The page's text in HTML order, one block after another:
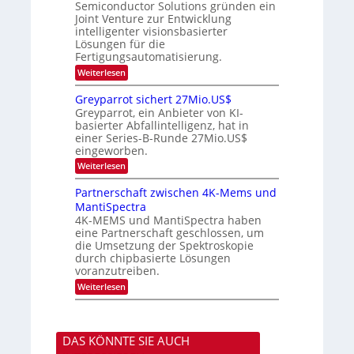
d
s
n
H
a
l
b
j
a
h
m
t
i
n
d
e
r
D
A
C
H
-
I
n
d
u
s
t
r
i
e
z
u
-
K
u
r
s
v
o
n
P
h
o
t
o
n
i
c
s
H
u
b
Semiconductor Solutions gründen ein
Joint Venture zur Entwicklung
intelligenter visionsbasierter
Lösungen für die
Fertigungsautomatisierung.
Weiterlesen:
M
t
s
u
b
i
s
h
i
E
l
e
c
t
r
i
c
u
n
d
n
y
Greyparrot sichert 27Mio.US$
Greyparrot, ein Anbieter von KI-
basierter Abfallintelligenz, hat in
einer Series-B-Runde 27Mio.US$
eingeworben.
Weiterlesen:
G
r
e
y
p
a
r
r
o
t
s
i
e
r
Partnerschaft zwischen 4K-Mems und
MantiSpectra
4K-MEMS und MantiSpectra haben
eine Partnerschaft geschlossen, um
die Umsetzung der Spektroskopie
durch chipbasierte Lösungen
voranzutreiben.
Weiterlesen:
P
t
n
DAS KÖNNTE SIE AUCH